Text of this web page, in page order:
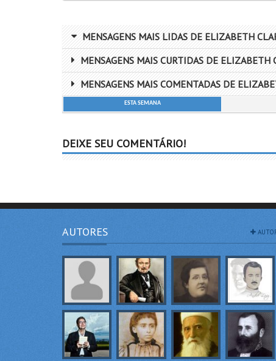
MENSAGENS MAIS LIDAS DE ELIZABETH
MENSAGENS MAIS CURTIDAS DE ELIZABETH
MENSAGENS MAIS COMENTADAS DE
ESTA SEMANA
DEIXE SEU COMENTÁRIO!
AUTORES